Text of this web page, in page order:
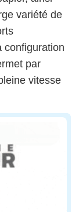
variété de
configuration
par
vitesse